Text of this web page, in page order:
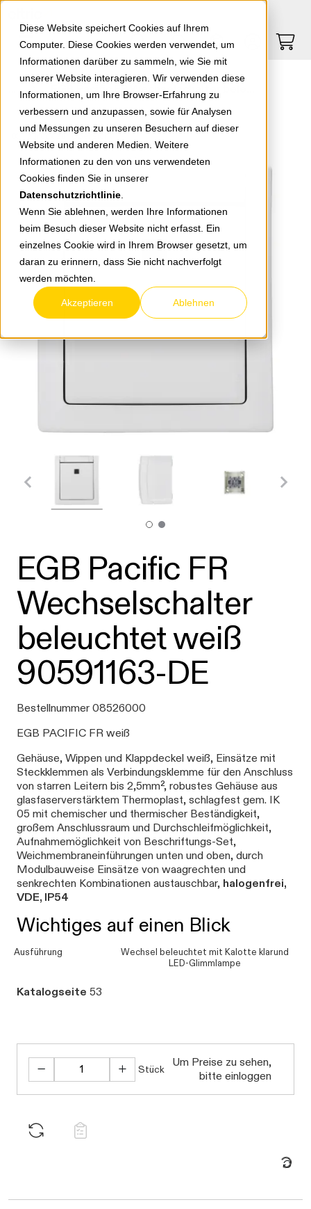
Diese Website speichert Cookies auf Ihrem
Computer. Diese Cookies werden verwendet, um
Informationen darüber zu sammeln, wie Sie mit
unserer Website interagieren. Wir verwenden diese
Informationen, um Ihre Browser-Erfahrung zu
verbessern und anzupassen, sowie für Analysen
und Messungen zu unseren Besuchern auf dieser
Website und anderen Medien. Weitere
Informationen zu den von uns verwendeten
Cookies finden Sie in unserer
Datenschutzrichtlinie
Wenn Sie ablehnen, werden Ihre Informationen
beim Besuch dieser Website nicht erfasst. Ein
einzelnes Cookie wird in Ihrem Browser gesetzt, um
daran zu erinnern, dass Sie nicht nachverfolgt
werden möchten.
Akzeptieren Ablehnen
Springe zu Hauptinhalt Springe zum Footer
0
zurück zur Übersicht
EGB Pacific FR
Wechselschalter
beleuchtet weiß
90591163-DE
Bestellnummer 08526000
EGB PACIFIC FR weiß
Gehäuse, Wippen und Klappdeckel weiß, Einsätze mit
Steckklemmen als Verbindungsklemme für den Anschluss
von starren Leitern bis 2,5mm², robustes Gehäuse aus
glasfaserverstärktem Thermoplast, schlagfest gem. IK
05 mit chemischer und thermischer Beständigkeit,
großem Anschlussraum und Durchschleifmöglichkeit,
Aufnahmemöglichkeit von Beschriftungs-Set,
Weichmembraneinführungen unten und oben, durch
Modulbauweise Einsätze von waagrechten und
senkrechten Kombinationen austauschbar, halogenfrei,
VDE, IP54
Wichtiges auf einen Blick
Ausführung
Wechsel beleuchtet mit Kalotte klarund
LED-Glimmlampe
Katalogseite 53
Stück
Um Preise zu sehen,
bitte einloggen